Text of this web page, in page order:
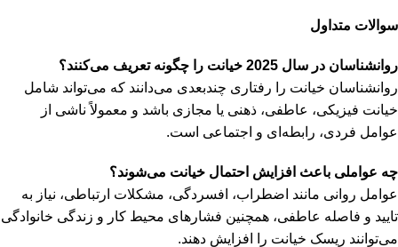
سوالات متداول
روانشناسان در سال 2025 خیانت را چگونه تعریف می‌کنند؟
روانشناسان خیانت را رفتاری چندبعدی می‌دانند که می‌تواند شامل
خیانت فیزیکی، عاطفی، ذهنی یا مجازی باشد و معمولاً ناشی از
عوامل فردی، رابطه‌ای و اجتماعی است.
چه عواملی باعث افزایش احتمال خیانت می‌شوند؟
عوامل روانی مانند اضطراب، افسردگی، مشکلات ارتباطی، نیاز به
تایید و فاصله عاطفی، همچنین فشارهای محیط کار و زندگی خانوادگی
می‌توانند ریسک خیانت را افزایش دهند.